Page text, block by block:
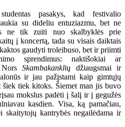
pasakys, kad festivalio
su dideliu entuziazmu, bet ne
ne tik zuiti nuo skalbyklės prie
į koncertą, tada su visais daiktais
gaudyti troleibuso, bet ir priimti
sprendimus: naktišokiai ar
NorsSkambakanklių džiaugsmai ir
ir jau pažįstami kaip gimtųjų
šiek tiek kitoks. Šiemet man jis buvo
mokslus padėti į šalį ir į gegužės
kasdien. Visa, ką pamačiau,
skaitytojų kantrybės negailėdama ir